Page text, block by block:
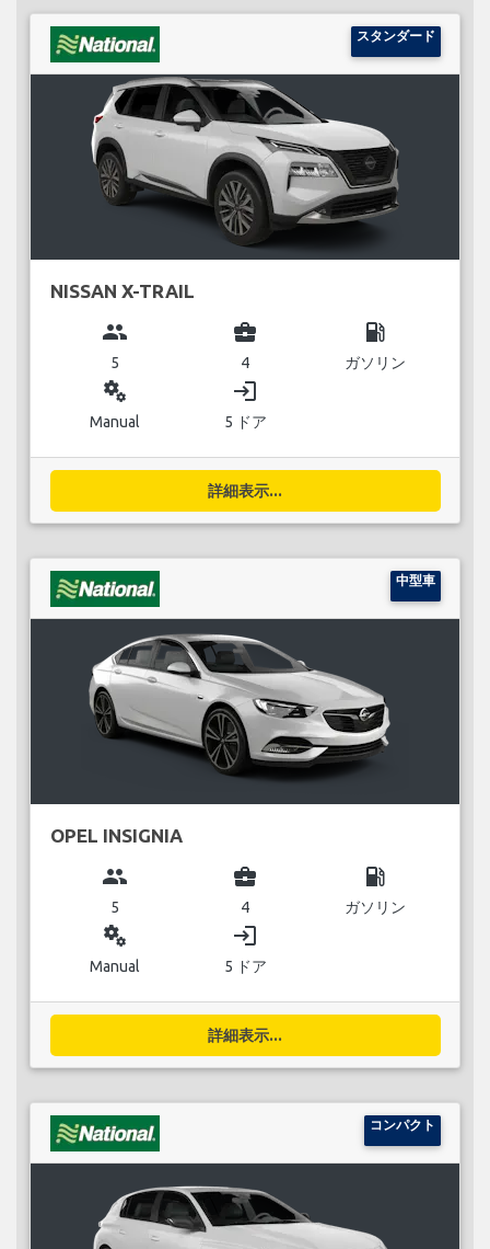
スタンダード
NISSAN X-TRAIL
group
5
business_center
4
local_gas_station
ガソリン
miscellaneous_services
Manual
login
5 ドア
詳細表示...
中型車
OPEL INSIGNIA
group
5
business_center
4
local_gas_station
ガソリン
miscellaneous_services
Manual
login
5 ドア
詳細表示...
コンパクト